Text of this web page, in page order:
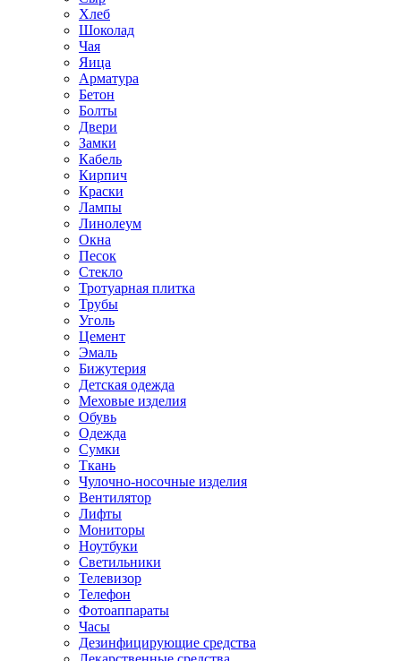
Хлеб
Шоколад
Чая
Яица
Арматура
Бетон
Болты
Двери
Замки
Кабель
Кирпич
Краски
Лампы
Линолеум
Окна
Песок
Стекло
Тротуарная плитка
Трубы
Уголь
Цемент
Эмаль
Бижутерия
Детская одежда
Меховые изделия
Обувь
Одежда
Сумки
Ткань
Чулочно-носочные изделия
Вентилятор
Лифты
Мониторы
Ноутбуки
Светильники
Телевизор
Телефон
Фотоаппараты
Часы
Дезинфицирующие средства